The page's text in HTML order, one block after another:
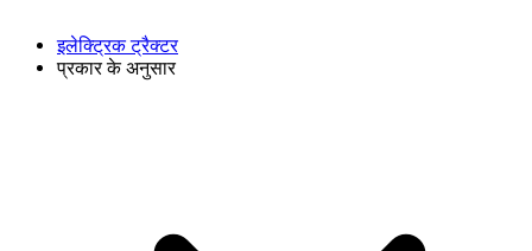
इलेक्ट्रिक ट्रैक्टर
प्रकार के अनुसार